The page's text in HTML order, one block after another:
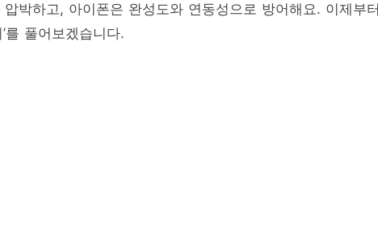
박하고, 아이폰은 완성도와 연동성으로 방어해요. 이제부
를 풀어보겠습니다.